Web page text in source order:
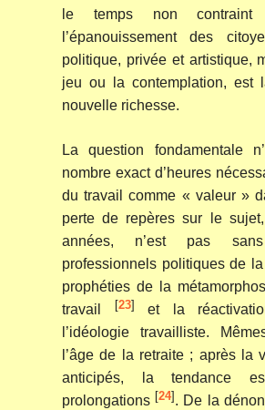
le temps non contraint
l’épanouissement des
politique, privée et artistique,
jeu ou la contemplation, est
nouvelle richesse.
La question fondamentale
nombre exact d’heures
du travail comme « valeur »
perte de repères sur le
années, n’est pas
professionnels politiques de
prophéties de la
travail
[23] et la
l’idéologie travailliste.
l’âge de la retraite ; après la
anticipés, la tendance
prolongations [24]. De la